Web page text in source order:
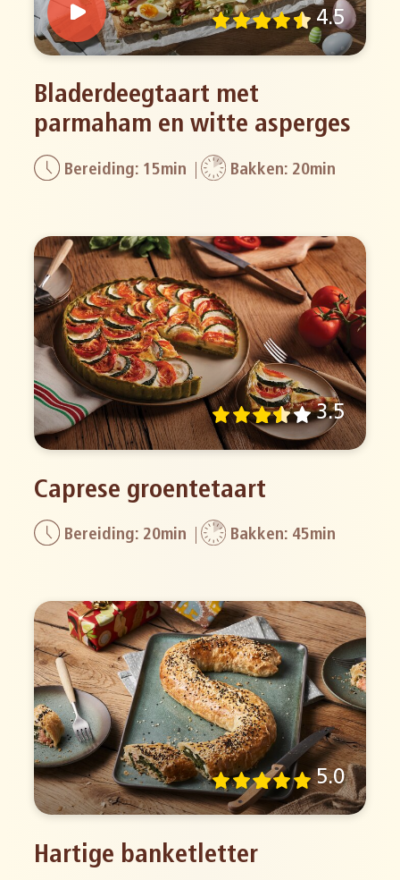
4.5
Bladerdeegtaart met
parmaham en witte asperges
Bereiding: 15min Bakken: 20min
3.5
Caprese groentetaart
Bereiding: 20min Bakken: 45min
5.0
Hartige banketletter